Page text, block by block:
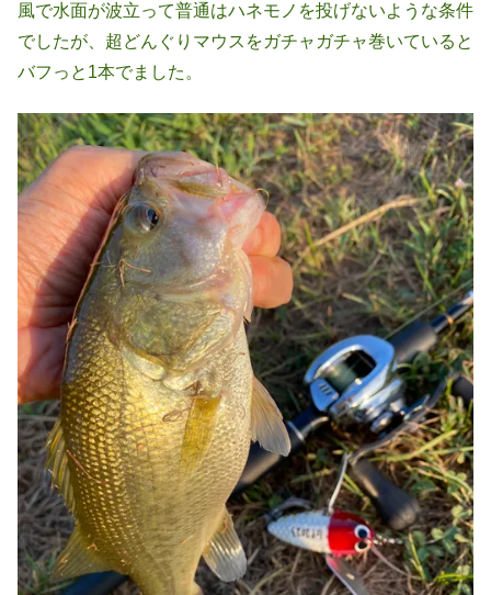
風で水面が波立って普通はハネモノを投げないような条件
でしたが、超どんぐりマウスをガチャガチャ巻いていると
バフっと1本でました。